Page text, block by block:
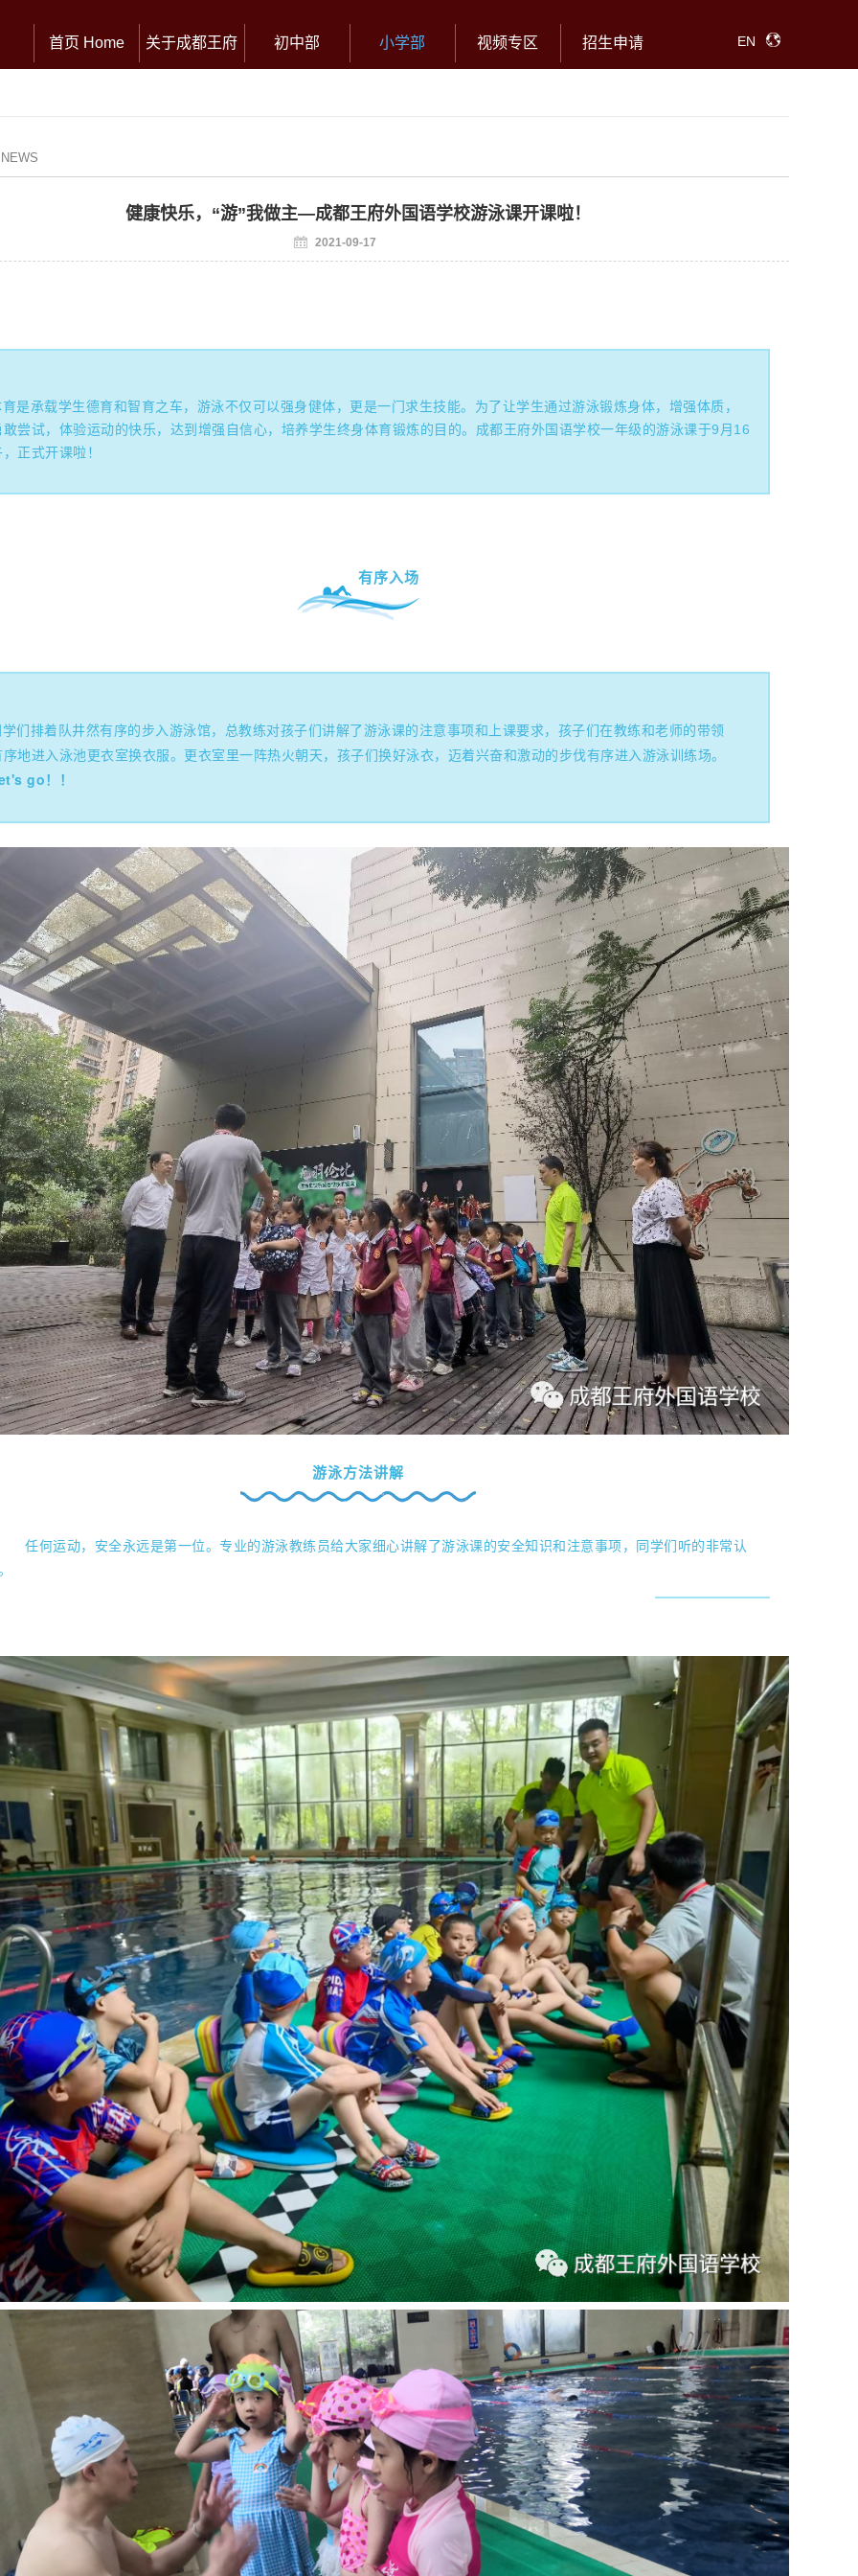
首页 Home 关于成都王府 初中部 小学部 视频专区 招生申请 EN
健康快乐，“游”我做主—成都王府外国语学校游泳课开课啦！
2021-09-17
是承载学生德育和智育之车，游泳不仅可以强身健体，更是一门求生技能。为了让学生通过游泳锻炼身体，增强体质，
敢尝试，体验运动的快乐，达到增强自信心，培养学生终身体育锻炼的目的。成都王府外国语学校一年级的游泳课于9月16
正式开课啦！
有序入场
们排着队井然有序的步入游泳馆，总教练对孩子们讲解了游泳课的注意事项和上课要求，孩子们在教练和老师的带领
地进入泳池更衣室换衣服。更衣室里一阵热火朝天，孩子们换好泳衣，迈着兴奋和激动的步伐有序进入游泳训练场。
go！！
游泳方法讲解
任何运动，安全永远是第一位。专业的游泳教练员给大家细心讲解了游泳课的安全知识和注意事项，同学们听的非常认